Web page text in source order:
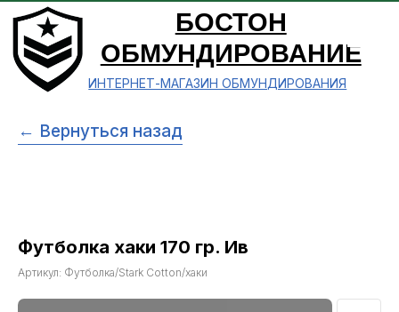
БОСТОН
ОБМУНДИРОВАНИЕ
ИНТЕРНЕТ-МАГАЗИН ОБМУНДИРОВАНИЯ
← Вернуться назад
Футболка хаки 170 гр. Ив
Артикул: Футболка/Stark Cotton/хаки